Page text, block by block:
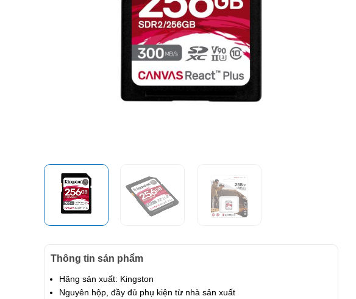
Thông tin sản phẩm
Hãng sản xuất: Kingston
Nguyên hộp, đầy đủ phụ kiện từ nhà sản xuất